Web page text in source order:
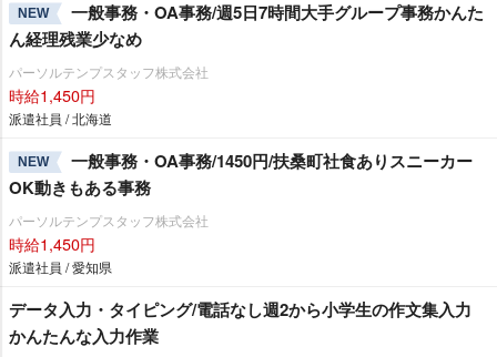
NEW
一般事務・OA事務/週5日7時間大手グループ事務かんた
ん経理残業少なめ
パーソルテンプスタッフ株式会社
時給1,450円
派遣社員 / 北海道
NEW
一般事務・OA事務/1450円/扶桑町社食ありスニーカー
OK動きもある事務
パーソルテンプスタッフ株式会社
時給1,450円
派遣社員 / 愛知県
データ入力・タイピング/電話なし週2から小学生の作文集入力
かんたんな入力作業